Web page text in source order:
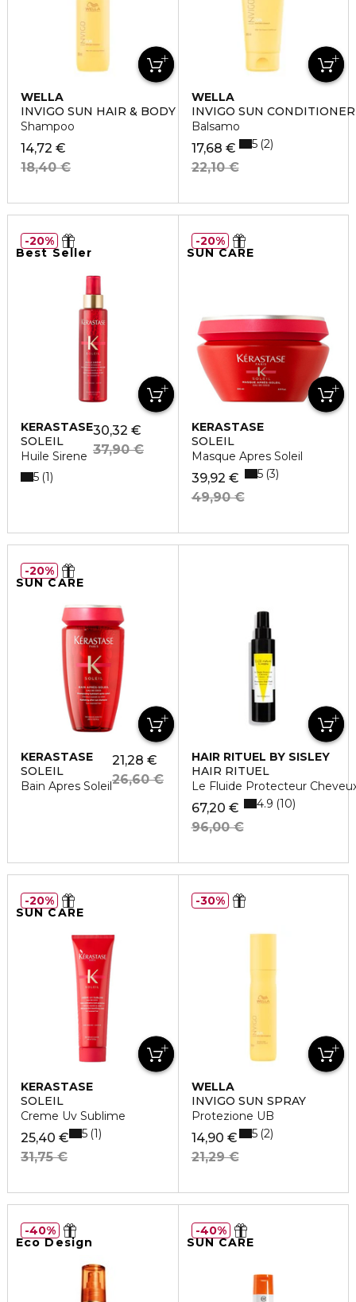
WELLA
INVIGO SUN HAIR & BODY
Shampoo
14,72 €
18,40 €
WELLA
INVIGO SUN CONDITIONER
Balsamo
17,68 €
22,10 €
5 2
Best Seller
KERASTASE
SOLEIL
Huile Sirene
30,32 €
37,90 €
5 1
20%
SUN CARE
KERASTASE
SOLEIL
Masque Apres Soleil
39,92 €
49,90 €
5 3
20%
SUN CARE
KERASTASE
SOLEIL
Bain Apres Soleil
21,28 €
26,60 €
20%
HAIR RITUEL BY SISLEY
HAIR RITUEL
Le Fluide Protecteur
67,20 €
96,00 €
4.9 10
SUN CARE
KERASTASE
SOLEIL
Creme Uv Sublime
25,40 €
31,75 €
5 1
20%
WELLA
INVIGO SUN SPRAY
Protezione UB
14,90 €
21,29 €
5 2
30%
Eco Design
40%
SUN CARE
40%